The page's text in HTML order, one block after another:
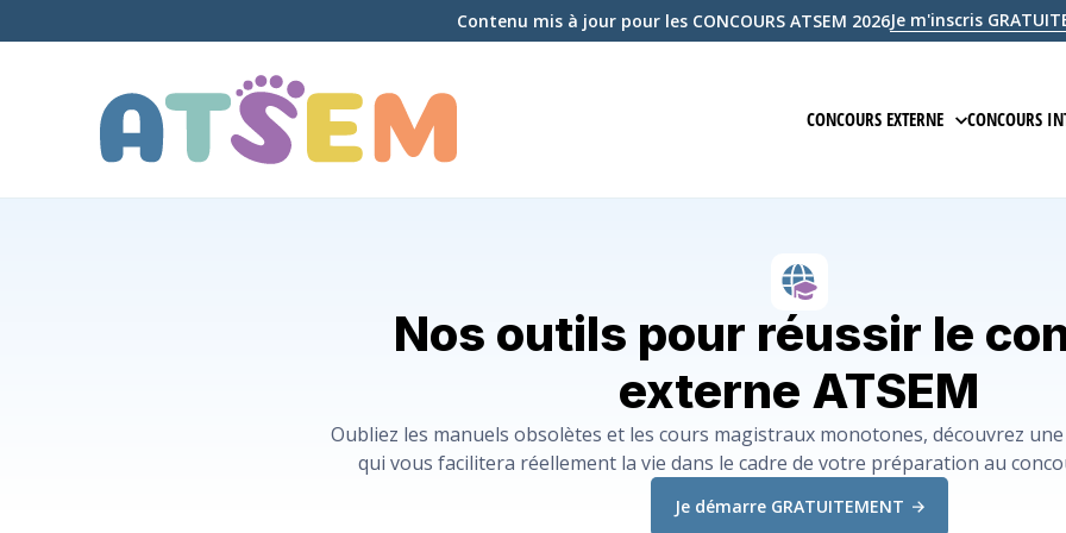
Contenu mis à jour pour les CONCOURS ATSEM 2026Je m'inscris
CONCOURS EXTERNE
PRÉPARATION EN LIGNE
ÉPREUVE D'ADMISSION
EXAMEN BLANC
CONCOURS
Nos outils pour réussir le
externe ATSEM
Oubliez les manuels obsolètes et les cours magistraux monotones, découvrez
qui vous facilitera réellement la vie dans le cadre de votre préparation au
Je démarre GRATUITEMENT